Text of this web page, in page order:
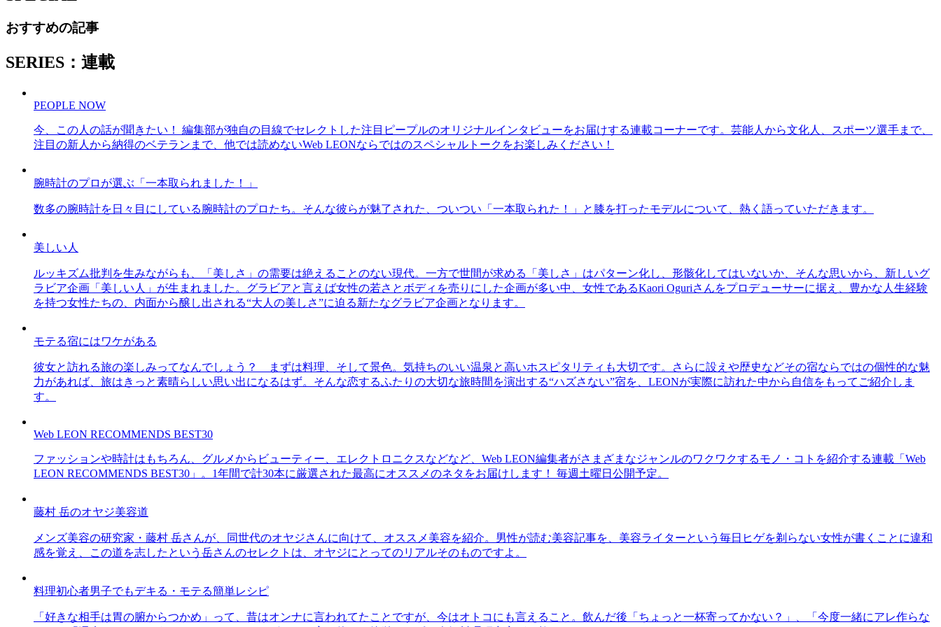
おすすめの記事
SERIES：連載
PEOPLE NOW
今、この人の話が聞きたい！ 編集部が独自の目線でセレクトした注目ピープルのオリジナルインタビューをお届けする連載コーナーです。芸能人から文化人、スポーツ選手まで、
注目の新人から納得のベテランまで、他では読めないWeb LEONならではのスペシャルトークをお楽しみください！
腕時計のプロが選ぶ「一本取られました！」
数多の腕時計を日々目にしている腕時計のプロたち。そんな彼らが魅了された、ついつい「一本取られた！」と膝を打ったモデルについて、熱く語っていただきます。
美しい人
ルッキズム批判を生みながらも、「美しさ」の需要は絶えることのない現代。一方で世間が求める「美しさ」はパターン化し、形骸化してはいないか、そんな思いから、新しいグ
ラビア企画「美しい人」が生まれました。グラビアと言えば女性の若さとボディを売りにした企画が多い中、女性であるKaori Oguriさんをプロデューサーに据え、豊かな人生経験
を持つ女性たちの、内面から醸し出される“大人の美しさ”に迫る新たなグラビア企画となります。
モテる宿にはワケがある
彼女と訪れる旅の楽しみってなんでしょう？ まずは料理、そして景色。気持ちのいい温泉と高いホスピタリティも大切です。さらに設えや歴史などその宿ならではの個性的な魅
力があれば、旅はきっと素晴らしい思い出になるはず。そんな恋するふたりの大切な旅時間を演出する“ハズさない”宿を、LEONが実際に訪れた中から自信をもってご紹介しま
す。
Web LEON RECOMMENDS BEST30
ファッションや時計はもちろん、グルメからビューティー、エレクトロニクスなどなど、Web LEON編集者がさまざまなジャンルのワクワクするモノ・コトを紹介する連載「Web
LEON RECOMMENDS BEST30」。1年間で計30本に厳選された最高にオススメのネタをお届けします！ 毎週土曜日公開予定。
藤村 岳のオヤジ美容道
メンズ美容の研究家・藤村 岳さんが、同世代のオヤジさんに向けて、オススメ美容を紹介。男性が読む美容記事を、美容ライターという毎日ヒゲを剃らない女性が書くことに違和
感を覚え、この道を志したという岳さんのセレクトは、オヤジにとってのリアルそのものですよ。
料理初心者男子でもデキる・モテる簡単レシピ
「好きな相手は胃の腑からつかめ」って、昔はオンナに言われてたことですが、今はオトコにも言えること。飲んだ後「ちょっと一杯寄ってかない？」、「今度一緒にアレ作らな